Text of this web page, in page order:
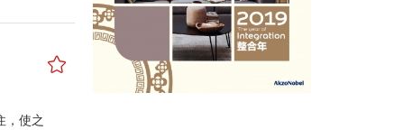
居乐
！这
因此平
合做了
着餐饮
，使之